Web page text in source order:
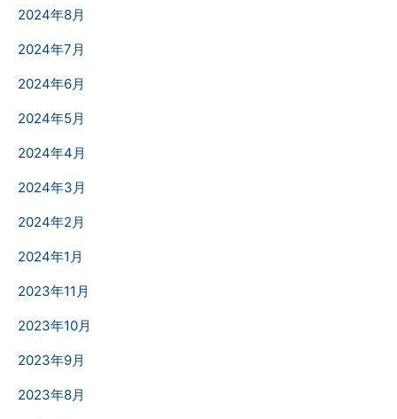
2024年8月
2024年7月
2024年6月
2024年5月
2024年4月
2024年3月
2024年2月
2024年1月
2023年11月
2023年10月
2023年9月
2023年8月